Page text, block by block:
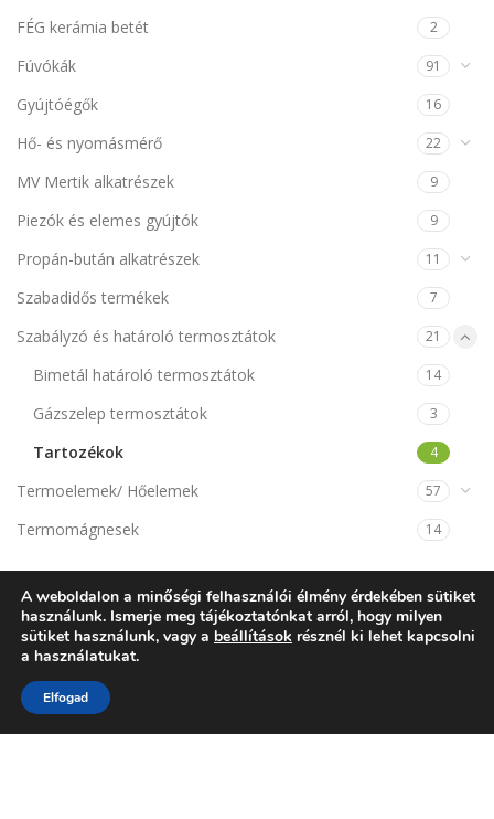
FÉG kerámia betét 2
Fúvókák 91
Gyújtóégők 16
Hő- és nyomásmérő 22
MV Mertik alkatrészek 9
Piezók és elemes gyújtók 9
Propán-bután alkatrészek 11
Szabadidős termékek 7
Szabályzó és határoló termosztátok 21
Bimetál határoló termosztátok 14
Gázszelep termosztátok 3
Tartozékok 4
Termoelemek/ Hőelemek 57
Termomágnesek 14
KOSÁR
A weboldalon a minőségi felhasználói élmény érdekében sütiket
használunk. Ismerje meg tájékoztatónkat arról, hogy milyen
sütiket használunk, vagy a beállítások résznél ki lehet kapcsolni
a használatukat.
Elfogad